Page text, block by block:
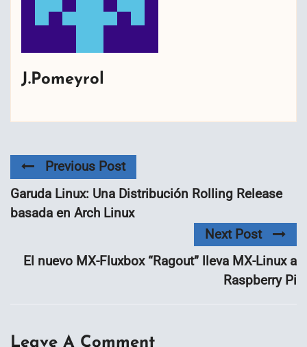
J.Pomeyrol
Previous Post
Garuda Linux: Una Distribución Rolling Release
basada en Arch Linux
Next Post
El nuevo MX-Fluxbox “Ragout” lleva MX-Linux a
Raspberry Pi
Leave A Comment